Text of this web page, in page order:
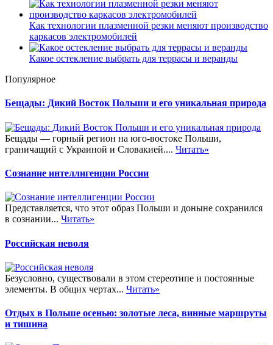
Как технологии плазменной резки меняют производство
каркасов электромобилей
Какое остекление выбрать для террасы и веранды
Популярное
Бещады: Дикий Восток Польши и его уникальная природа
Бещады — горный регион на юго-востоке Польши,
граничащий с Украиной и Словакией.... Читать»
Сознание интеллигенции России
Представляется, что этот образ Польши и доныне сохранился
в сознании... Читать»
Российская неволя
Безусловно, существовали в этом стереотипе и постоянные
элементы. В общих чертах... Читать»
Отдых в Польше осенью: золотые леса, винные маршруты
и тишина